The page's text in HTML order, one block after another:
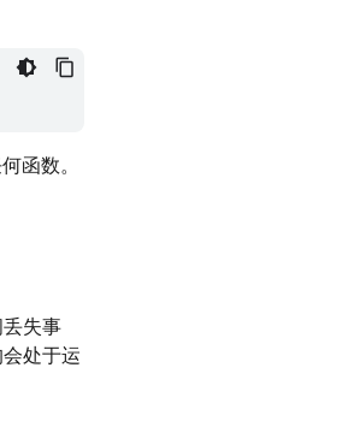
函数。
失事
处于运